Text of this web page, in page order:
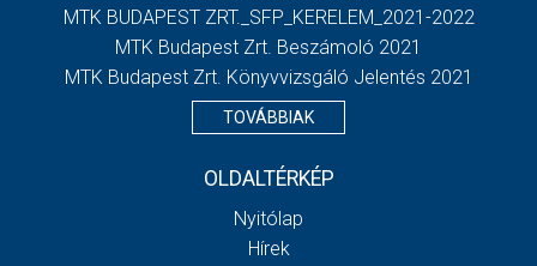
MTK BUDAPEST ZRT._SFP_KERELEM_2021-2022
MTK Budapest Zrt. Beszámoló 2021
MTK Budapest Zrt. Könyvvizsgáló Jelentés 2021
TOVÁBBIAK
OLDALTÉRKÉP
Nyitólap
Hírek